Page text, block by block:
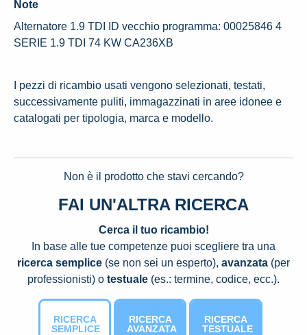
Note
Alternatore 1.9 TDI ID vecchio programma: 00025846 4
SERIE 1.9 TDI 74 KW CA236XB
I pezzi di ricambio usati vengono selezionati, testati,
successivamente puliti, immagazzinati in aree idonee e
catalogati per tipologia, marca e modello.
Non è il prodotto che stavi cercando?
FAI UN'ALTRA RICERCA
Cerca il tuo ricambio!
In base alle tue competenze puoi scegliere tra una
ricerca semplice (se non sei un esperto), avanzata (per
professionisti) o testuale (es.: termine, codice, ecc.).
RICERCA
SEMPLICE
RICERCA
AVANZATA
RICERCA
TESTUALE